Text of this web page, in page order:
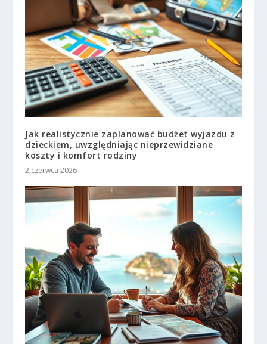
Jak realistycznie zaplanować budżet wyjazdu z
dzieckiem, uwzględniając nieprzewidziane
koszty i komfort rodziny
2 czerwca 2026